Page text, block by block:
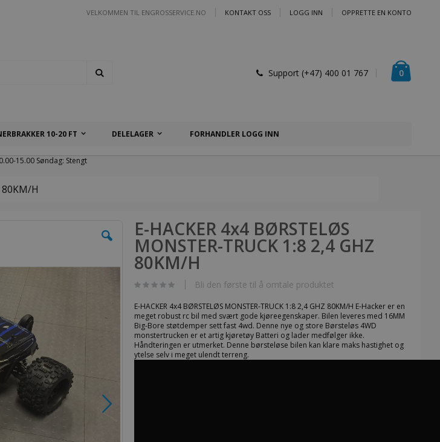
VELKOMMEN TIL ENGROSSERVICE.NO KONTAKT OSS LOGG INN OPPRETTE EN KONTO
0varer
Support (+47) 400 01 767
10-20 FT DELELAGER FORHANDLER LOGG INN
15.00 Søndag: Stengt
80KM/H
E-HACKER 4x4 BØRSTELØS
MONSTER-TRUCK 1:8 2,4 GHZ
80KM/H
Bli den første til å omtale produktet
E-HACKER 4x4 BØRSTELØS MONSTER-TRUCK 1:8 2,4 GHZ 80KM/H E-Hacker er en
meget robust rc bil med svært gode kjøreegenskaper. Bilen leveres med 16MM
Big-Bore støtdemper sett fast 4wd. Denne nye og store Børsteløs 4WD
monstertrucken er et artig kjøretøy Batteri og lader medfølger ikke.
Håndteringen er utmerket. Denne børsteløse bilen kan klare maks hastighet og
ytelse selv i meget ulendt terreng.